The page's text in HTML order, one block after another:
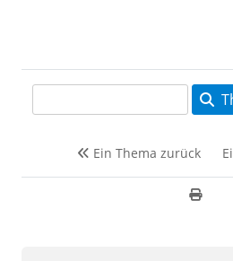
Ein Thema zurück